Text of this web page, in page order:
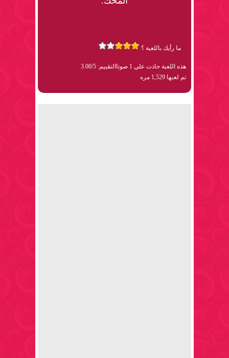
ما رأيك باللعبة ؟
هذه اللعبة حاذت علي 1 صوتا
التقييم: 3.00/5
تم لعبها 1,529 مره